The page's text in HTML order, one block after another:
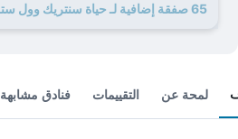
65 صفقة إضافية لـ حياة سنتريك وول ستريت نيويورك
لمحة عن التقييمات فنادق مشابهة